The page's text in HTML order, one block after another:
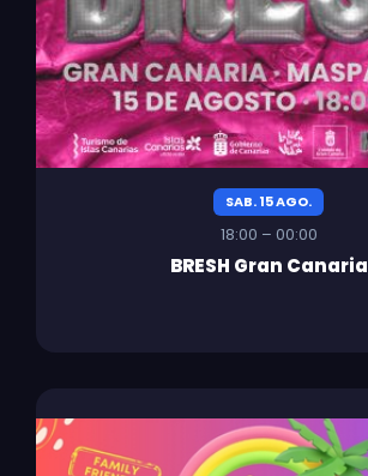
SAB. 15 AGO.
18:00 – 00:00
BRESH Gran Canaria